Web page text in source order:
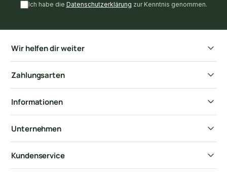
Ich habe die Datenschutzerklärung zur Kenntnis genommen.
Wir helfen dir weiter
Zahlungsarten
Informationen
Unternehmen
Kundenservice